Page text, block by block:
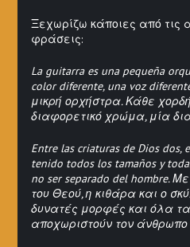
Ξεχωρίζω κάποιες από τις
φράσεις:
La guitarra es una pequeña
color diferente, una voz
μικρή ορχήστρα. Κάθε
διαφορετικό χρώμα, μία
Entre las criaturas de Dios dos,
tenido todos los tamaños y
no ser separado del hombre.
του Θεού, η κιθάρα και ο
δυνατές μορφές και όλα
αποχωριστούν τον άνθρωπο